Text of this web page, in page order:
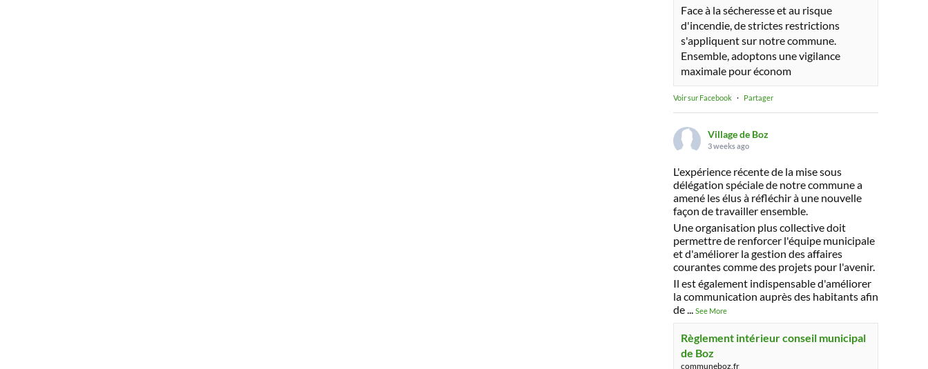
Face à la sécheresse et au risque
d'incendie, de strictes restrictions
s'appliquent sur notre commune.
Ensemble, adoptons une vigilance
maximale pour économ
Voir sur Facebook · Partager
Village de Boz
3 weeks ago
L'expérience récente de la mise sous
délégation spéciale de notre commune a
amené les élus à réfléchir à une nouvelle
façon de travailler ensemble.
Une organisation plus collective doit
permettre de renforcer l'équipe municipale
et d'améliorer la gestion des affaires
courantes comme des projets pour l'avenir.
Il est également indispensable d'améliorer
la communication auprès des habitants afin
de... See More
Règlement intérieur conseil municipal
de Boz
communeboz.fr